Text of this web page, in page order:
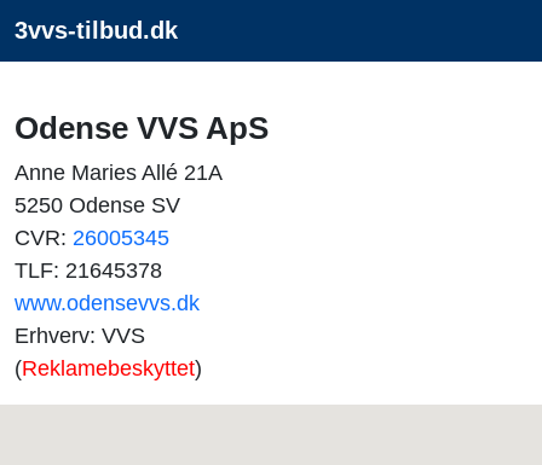
3vvs-tilbud.dk
Odense VVS ApS
Anne Maries Allé 21A
5250 Odense SV
CVR: 26005345
TLF: 21645378
www.odensevvs.dk
Erhverv: VVS
(Reklamebeskyttet)